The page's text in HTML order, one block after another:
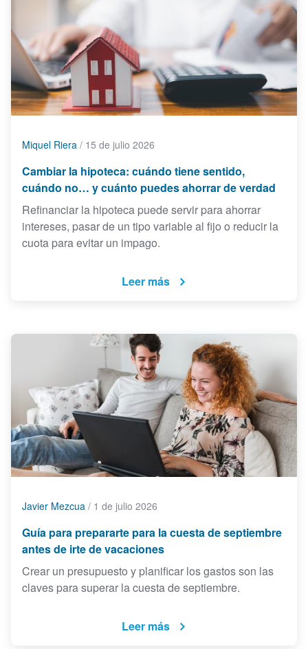
Miquel Riera / 15 de julio 2026
Cambiar la hipoteca: cuándo tiene sentido,
cuándo no… y cuánto puedes ahorrar de verdad
Refinanciar la hipoteca puede servir para ahorrar
intereses, pasar de un tipo variable al fijo o reducir la
cuota para evitar un impago.
Leer más
Javier Mezcua / 1 de julio 2026
Guía para prepararte para la cuesta de septiembre
antes de irte de vacaciones
Crear un presupuesto y planificar los gastos son las
claves para superar la cuesta de septiembre.
Leer más